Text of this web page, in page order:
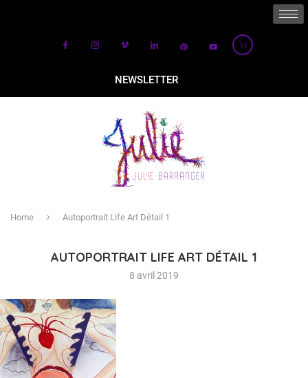
NEWSLETTER
Home Autoportrait Life Art Détail 1
AUTOPORTRAIT LIFE ART DÉTAIL 1
8 avril 2019